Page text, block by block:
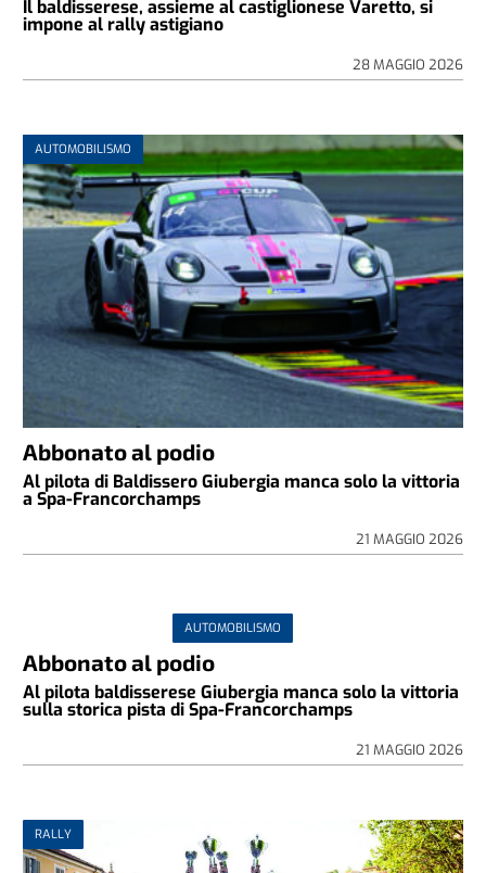
Il baldisserese, assieme al castiglionese Varetto, si
impone al rally astigiano
28 MAGGIO 2026
AUTOMOBILISMO
Abbonato al podio
Al pilota di Baldissero Giubergia manca solo la vittoria
a Spa-Francorchamps
21 MAGGIO 2026
AUTOMOBILISMO
Abbonato al podio
Al pilota baldisserese Giubergia manca solo la vittoria
sulla storica pista di Spa-Francorchamps
21 MAGGIO 2026
RALLY